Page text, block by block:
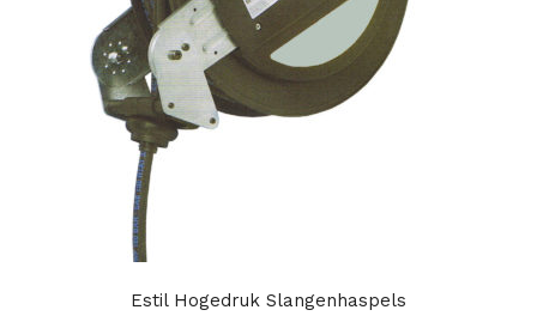
Estil Hogedruk Slangenhaspels